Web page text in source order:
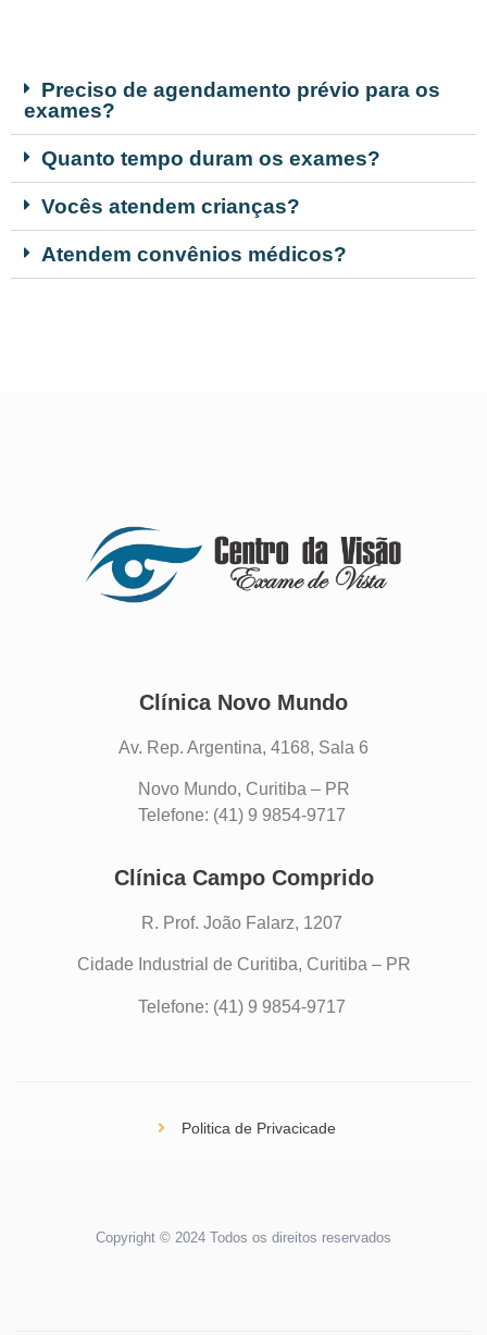
Preciso de agendamento prévio para os
exames?
Quanto tempo duram os exames?
Vocês atendem crianças?
Atendem convênios médicos?
Clínica Novo Mundo
Av. Rep. Argentina, 4168, Sala 6
Novo Mundo, Curitiba – PR
Telefone: (41) 9 9854-9717
Clínica Campo Comprido
R. Prof. João Falarz, 1207
Cidade Industrial de Curitiba, Curitiba – PR
Telefone: (41) 9 9854-9717
Politica de Privacicade
Copyright © 2024 Todos os direitos reservados